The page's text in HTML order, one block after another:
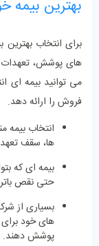
بهترین بیمه
برای انتخاب
های پوشش، تعهدات
می‌ توانید بیمه ‌ای
فروش را ارائه دهد.
انتخاب بیمه
‌ها، سقف
بیمه‌ ای که
حتی نقص
بسیاری از
های خود برای
پوشش دهند.